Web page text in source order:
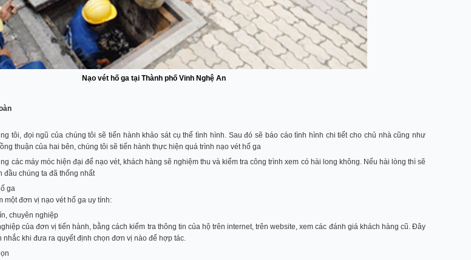
Nạo vét hố ga tại Thành phố Vinh Nghệ An
tôi, đọi ngũ của chúng tôi sẽ tiến hành khảo sát cụ thể tình hình. Sau đó sẽ báo cáo tình hình chi tiết cho chủ nhà cũng như
thuận của hai bên, chúng tôi sẽ tiến hành thực hiện quá trình nạo vét hố ga
các máy móc hiện đại để nạo vét, khách hàng sẽ nghiệm thu và kiểm tra công trình xem có hài long không. Nếu hài lòng thì sẽ
đầu chúng ta đã thống nhất
ga
một đơn vị nạo vét hố ga uy tính:
chuyên nghiệp
của đơn vị tiến hành, bằng cách kiểm tra thông tin của hộ trên internet, trên website, xem các đánh giá khách hàng cũ. Đây
nhắc khi đưa ra quyết định chọn đơn vị nào để hợp tác.